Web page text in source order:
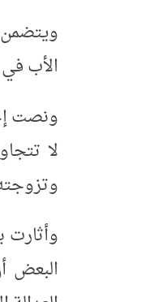
الأب في المرتبة 2
ونصت
وأثارت
البعض